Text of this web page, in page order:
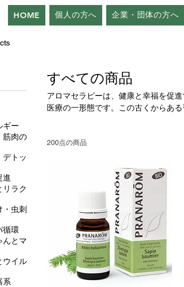
HOME 個人の方へ 企業・団体の方へ
ギー
筋肉の
デトッ
進
リラク
・虫刺
循環
んとマ
ウイル
系
すべての商品
アロマセラピーは、健康と幸福を促
医療の一形態です。この古くからあ
200点の商品